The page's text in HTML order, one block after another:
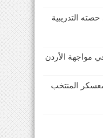
التدريبية
مواجهة الأردن
المنتخب